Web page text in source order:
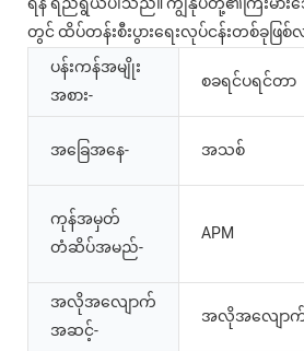
တွင် ထိပ်တန်းစီးပွားရေးလုပ်ငန်းတစ်ခုဖြ
ပန်းကန်အမျိုး
အစား-
စခရင်ပရင်တာ
အခြေအနေ- အသစ်
ကုန်အမှတ်
တံဆိပ်အမည်-
APM
အလိုအလျောက်
အဆင့်-
အလိုအလျော